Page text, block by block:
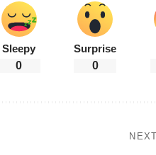
Sleepy
0
Surprise
0